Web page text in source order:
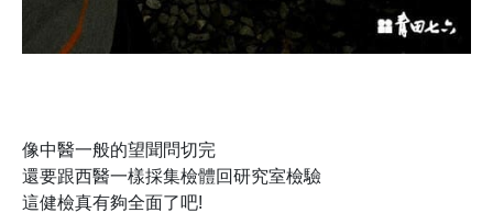
像中醫一般的望聞問切完
還要跟西醫一樣採集檢體回研究室檢驗
這健檢真有夠全面了吧!